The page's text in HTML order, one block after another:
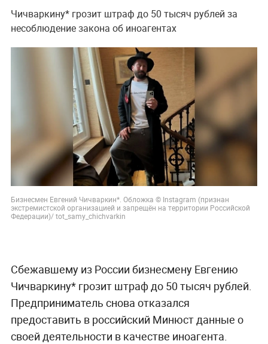
Чичваркину* грозит штраф до 50 тысяч рублей за
несоблюдение закона об иноагентах
Бизнесмен Евгений Чичваркин*. Обложка © Instagram (признан
экстремистской организацией и запрещён на территории Российской
Федерации)/ tot_samy_chichvarkin
Сбежавшему из России бизнесмену Евгению
Чичваркину* грозит штраф до 50 тысяч рублей.
Предприниматель снова отказался
предоставить в российский Минюст данные о
своей деятельности в качестве иноагента.